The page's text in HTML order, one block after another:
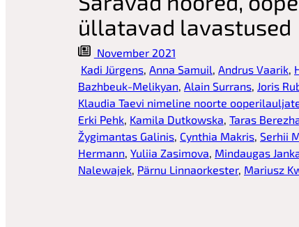
üllatavad lavastused
November 2021
Kadi Jürgens, Anna Samuil, Andrus Vaarik,
Bazhbeuk-Melikyan, Alain Surrans, Joris
Klaudia Taevi nimeline noorte
Erki Pehk, Kamila Dutkowska, Taras
Žygimantas Galinis, Cynthia Makris, Serhii
Hermann, Yuliia Zasimova, Mindaugas
Nalewajek, Pärnu Linnaorkester, Mariusz